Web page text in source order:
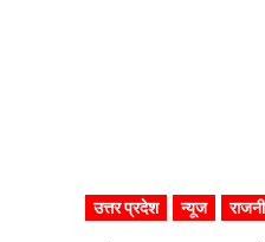
POSTED
IN
उत्तर प्रदेश न्यूज